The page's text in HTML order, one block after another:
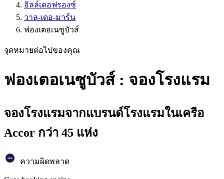
อิลล์เดอฟรองซ์
วาล-เดอ-มาร์น
ฟองเตอเนซูบัวส์
จุดหมายต่อไปของคุณ
ฟองเตอเนซูบัวส์ : จองโรงแรม
จองโรงแรมจากแบรนด์โรงแรมในเครือ
Accor กว่า 45 แห่ง
ความผิดพลาด